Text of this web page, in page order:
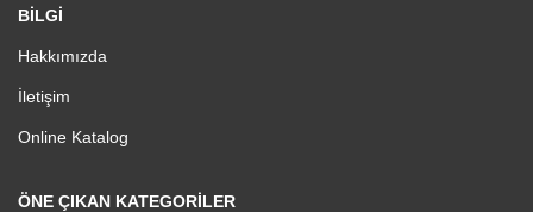
BİLGİ
Hakkımızda
İletişim
Online Katalog
ÖNE ÇIKAN KATEGORILER